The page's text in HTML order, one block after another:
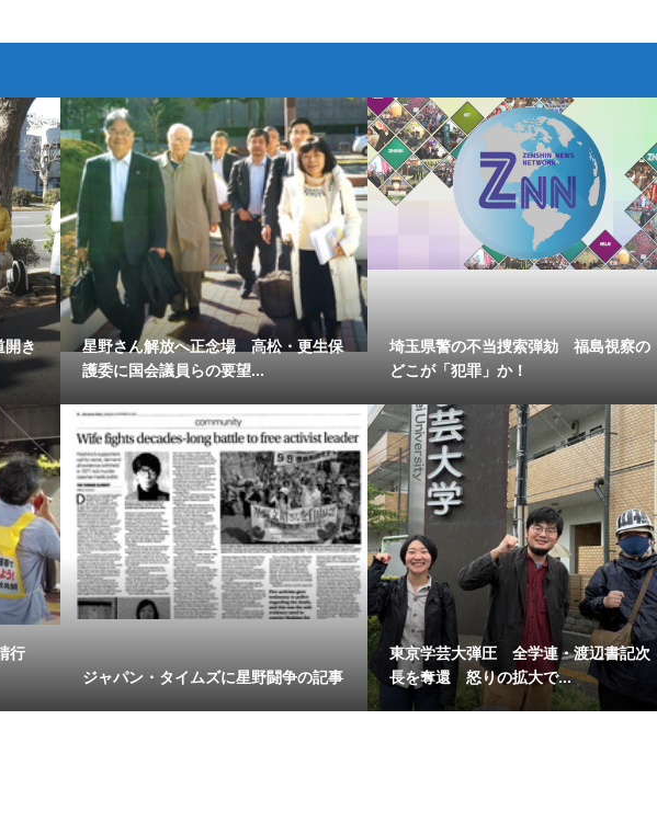
開き
星野さん解放へ正念場 高松・更生保
護委に国会議員らの要望...
埼玉県警の不当捜索弾劾 福島視察の
どこが「犯罪」か！
行
ジャパン・タイムズに星野闘争の記事
東京学芸大弾圧 全学連・渡辺書記次
長を奪還 怒りの拡大で...